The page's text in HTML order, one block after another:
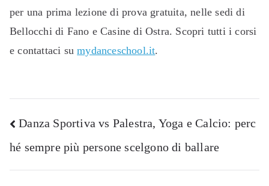
per una prima lezione di prova gratuita, nelle sedi di
Bellocchi di Fano e Casine di Ostra. Scopri tutti i corsi
e contattaci sumydanceschool.it.
Navigazione
articoli
Danza Sportiva vs Palestra, Yoga e Calcio: perc
hé sempre più persone scelgono di ballare